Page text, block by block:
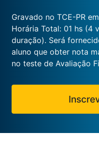
Gravado no TCE-PR
Horária Total: 01 hs (4
duração). Será
aluno que obter nota
no teste de Avaliação